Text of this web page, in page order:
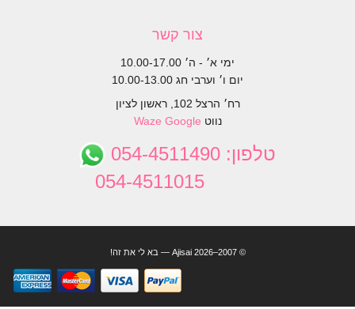
צור קשר
ימי א׳ - ה׳ 10.00-17.00
יום ו׳ וערבי חג 10.00-13.00
רח׳ הרצל 102, ראשון לציון
נווט
Waze Google
טלפון: 054-4511490
054-4511015
© 2007–2026 Ajisai — בא לי את זה!